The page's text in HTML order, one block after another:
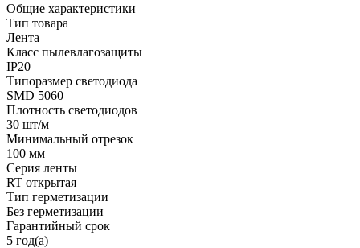
Общие характеристики
Тип товара
Лента
Класс пылевлагозащиты
IP20
Типоразмер светодиода
SMD 5060
Плотность светодиодов
30 шт/м
Минимальный отрезок
100 мм
Серия ленты
RT открытая
Тип герметизации
Без герметизации
Гарантийный срок
5 год(а)